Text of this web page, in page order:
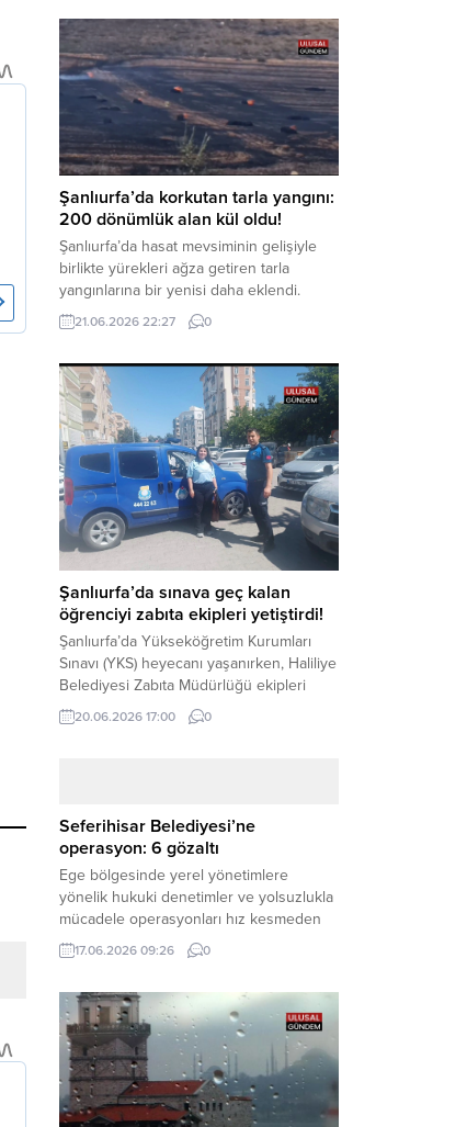
şüphelilerin gözaltına alındığını açıkladı.
Yürütülen tahkikatın “Dernekler
Kanunu’na muhalefet”, “suçtan
kaynaklanan mal varlığı değerlerini
aklama” ve “örgüt” suçlamaları
kapsamında derinleştirildiği bildirildi.
Haber Merkezi – Soruşturmanın
odağında, özellikle 6 Şubat...
Şanlıurfa’da korkutan tarla yangını:
200 dönümlük alan kül oldu!
Şanlıurfa’da hasat mevsiminin gelişiyle
birlikte yürekleri ağza getiren tarla
yangınlarına bir yenisi daha eklendi.
Hilvan ilçesinde çıkan yangında, 50
dönümü biçilmemiş buğday olmak üzere
teslim olarak küle döndü. Haber Merkezi
– Yangın, Şanlıurfa’nın Hilvan ilçesine
bağlı Agilmuz köyünde meydana geldi.
Edinilen bilgilere göre, henüz
belirlenemeyen...
21.06.2026 22:27 0
Şanlıurfa’da sınava geç kalan
öğrenciyi zabıta ekipleri yetiştirdi!
Şanlıurfa’da Yükseköğretim Kurumları
Sınavı (YKS) heyecanı yaşanırken, Haliliye
Belediyesi Zabıta Müdürlüğü ekipleri
geleceğini belirleyecek sınava geç kalma
tehlikesiyle karşı karşıya kalan bir
yolunu tutan binlerce aday arasında,
sınav yerine zamanında ulaşamayan bir
öğrenci büyük bir panik yaşadı....
20.06.2026 17:00 0
Seferihisar Belediyesi’ne
operasyon: 6 gözaltı
Ege bölgesinde yerel yönetimlere
yönelik hukuki denetimler ve yolsuzlukla
mücadele operasyonları hız kesmeden
devam ediyor. İzmir’in turistik ilçelerinden
Seferihisar Belediyesi, sabah saatlerinde
operasyonuyla sarsıldı. Haber Merkezi –
İzmir Cumhuriyet Başsavcılığı
koordinesinde yürütülen geniş kapsamlı
yolsuzluk ve mali suçlar soruşturması
kapsamında düğmeye basıldı. Edinilen ilk
bilgilere göre,...
17.06.2026 09:26 0